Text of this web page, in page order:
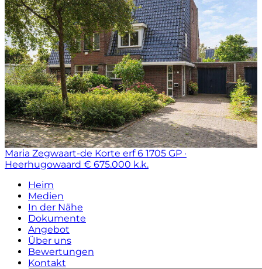
Maria Zegwaart-de Korte erf 6 1705 GP ·
Heerhugowaard € 675.000 k.k.
Heim
Medien
In der Nähe
Dokumente
Angebot
Über uns
Bewertungen
Kontakt